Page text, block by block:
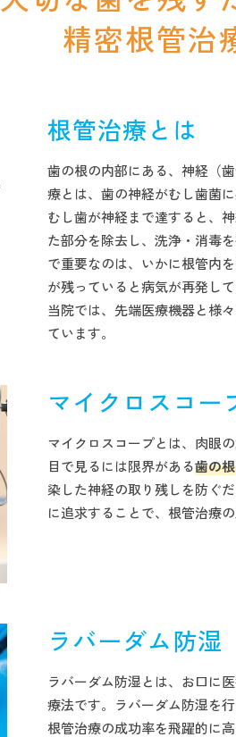
精密根管治
根管治療とは
歯の根の内部にある、神経（
療とは、歯の神経がむし歯菌
むし歯が神経まで達すると、
た部分を除去し、洗浄・消毒
で重要なのは、いかに根管内
が残っていると病気が再発して
当院では、先端医療機器と様
ています。
マイクロスコー
マイクロスコープとは、肉眼
目で見るには限界がある歯の
染した神経の取り残しを防ぐ
に追求することで、根管治療
ラバーダム防湿
ラバーダム防湿とは、お口に
療法です。ラバーダム防湿を
根管治療の成功率を飛躍的に